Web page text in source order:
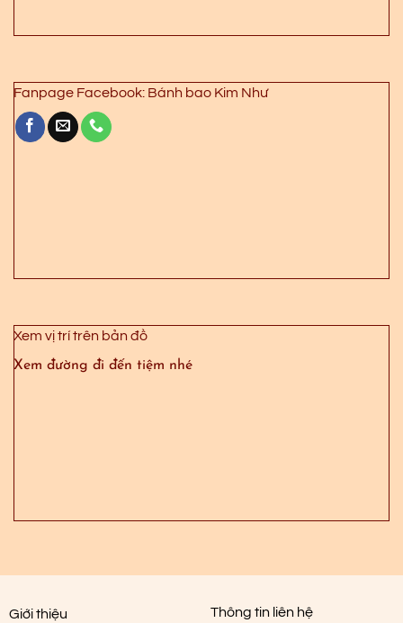
Fanpage Facebook: Bánh bao Kim Như
Xem vị trí trên bản đồ
Xem đường đi đến tiệm nhé
Giới thiệu
Thông tin liên hệ